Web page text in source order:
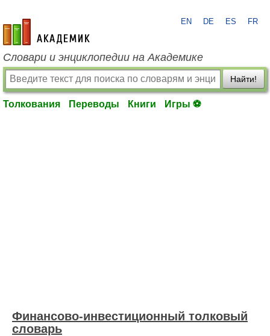
academic.ru
EN DE ES FR
Словари и энциклопедии на Академике
Найти!
Толкования Переводы Книги Игры ⚽
Финансово-инвестиционный толковый
словарь